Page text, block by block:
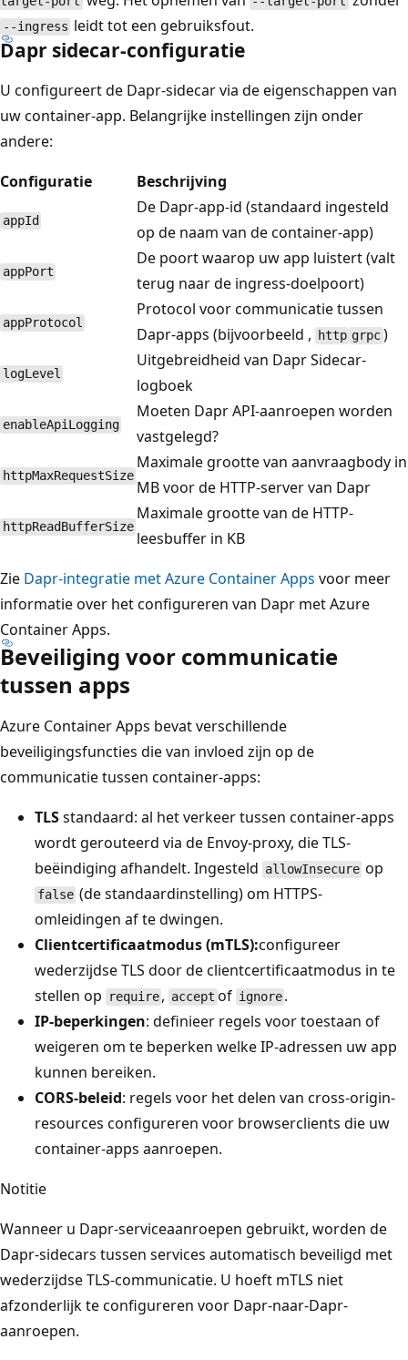
--ingress leidt tot een gebruiksfout.
Dapr sidecar-configuratie
U configureert de Dapr-sidecar via de eigenschappen van
uw container-app. Belangrijke instellingen zijn onder
andere:
Configuratie
Beschrijving
appId
De Dapr-app-id (standaard ingesteld
op de naam van de container-app)
appPort
De poort waarop uw app luistert (valt
terug naar de ingress-doelpoort)
appProtocol
Protocol voor communicatie tussen
Dapr-apps (bijvoorbeeld ,
http grpc)
logLevel
Uitgebreidheid van Dapr Sidecar-
logboek
enableApiLogging
Moeten Dapr API-aanroepen worden
vastgelegd?
httpMaxRequestSize
Maximale grootte van aanvraagbody in
MB voor de HTTP-server van Dapr
httpReadBufferSize
Maximale grootte van de HTTP-
leesbuffer in KB
Zie Dapr-integratie met Azure Container Apps voor meer
informatie over het configureren van Dapr met Azure
Container Apps.
Beveiliging voor communicatie
tussen apps
Azure Container Apps bevat verschillende
beveiligingsfuncties die van invloed zijn op de
communicatie tussen container-apps:
TLSstandaard: al het verkeer tussen container-apps
wordt gerouteerd via de Envoy-proxy, die TLS-
beëindiging afhandelt. Ingesteld allowInsecure op
false (de standaardinstelling) om HTTPS-
omleidingen af te dwingen.
Clientcertificaatmodus (mTLS):configureer
wederzijdse TLS door de clientcertificaatmodus in te
stellen op
require , accept of ignore .
IP-beperkingen: definieer regels voor toestaan of
weigeren om te beperken welke IP-adressen uw app
kunnen bereiken.
CORS-beleid: regels voor het delen van cross-origin-
resources configureren voor browserclients die uw
container-apps aanroepen.
Notitie
Wanneer u Dapr-serviceaanroepen gebruikt, worden de
Dapr-sidecars tussen services automatisch beveiligd met
wederzijdse TLS-communicatie. U hoeft mTLS niet
afzonderlijk te configureren voor Dapr-naar-Dapr-
aanroepen.